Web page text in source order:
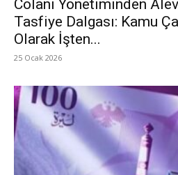
Colani Yönetiminden
Tasfiye Dalgası: Kamu
Olarak İşten...
25 Ocak 2026